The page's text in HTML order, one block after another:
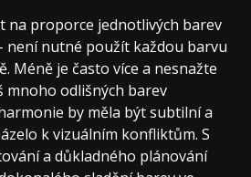
na proporce jednotlivých barev
není nutné použít každou barvu
Méně je často více a nesnažte
odlišných barev
by měla být subtilní a
k vizuálním konfliktům. S
a důkladného plánování